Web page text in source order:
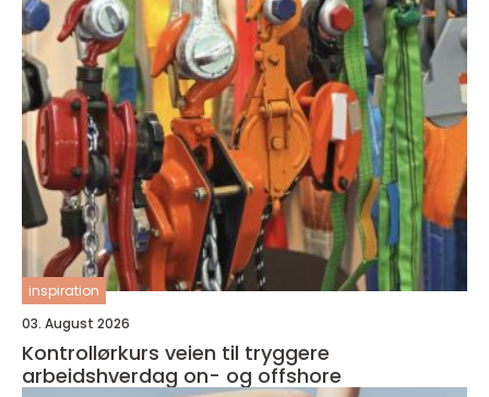
inspiration
03. August 2026
Kontrollørkurs veien til tryggere
arbeidshverdag on- og offshore